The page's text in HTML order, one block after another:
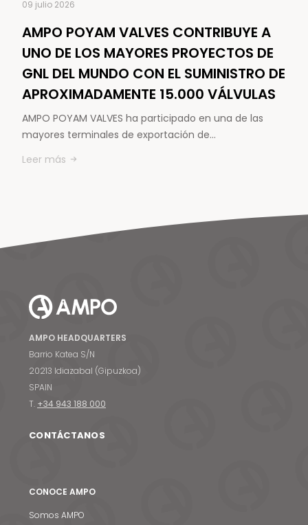
09 julio 2026
AMPO POYAM VALVES CONTRIBUYE A
UNO DE LOS MAYORES PROYECTOS DE
GNL DEL MUNDO CON EL SUMINISTRO DE
APROXIMADAMENTE 15.000 VÁLVULAS
AMPO POYAM VALVES ha participado en una de las
mayores terminales de exportación de…
Leer más
AMPO HEADQUARTERS
Barrio Katea S/N
20213 Idiazabal (Gipuzkoa)
SPAIN
T. +34 943 188 000
CONTÁCTANOS
CONOCE AMPO
Somos AMPO